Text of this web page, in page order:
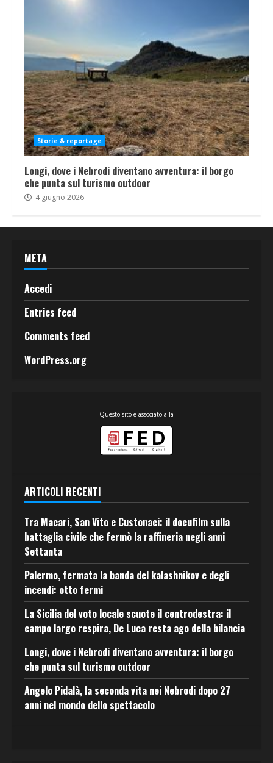
Storie & reportage
Longi, dove i Nebrodi diventano avventura: il borgo
che punta sul turismo outdoor
4 giugno 2026
META
Accedi
Entries feed
Comments feed
WordPress.org
Questo sito è associato alla
ARTICOLI RECENTI
Tra Macari, San Vito e Custonaci: il docufilm sulla
battaglia civile che fermò la raffineria negli anni
Settanta
Palermo, fermata la banda del kalashnikov e degli
incendi: otto fermi
La Sicilia del voto locale scuote il centrodestra: il
campo largo respira, De Luca resta ago della bilancia
Longi, dove i Nebrodi diventano avventura: il borgo
che punta sul turismo outdoor
Angelo Pidalà, la seconda vita nei Nebrodi dopo 27
anni nel mondo dello spettacolo